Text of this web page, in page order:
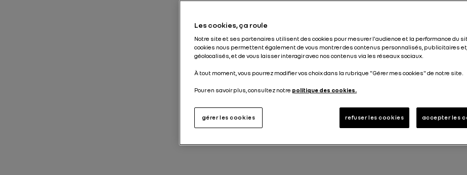
Publié le 17.10.2023
Les cookies, ça roule
Notre site et ses partenaires utilisent des cookies pour mesurer l'audience et la performance du
cookies nous permettent également de vous montrer des contenus personnalisés, publicitaires
géolocalisés, et de vous laisser interagir avec nos contenus via les réseaux sociaux.
À tout moment, vous pourrez modifier vos choix dans la rubrique "Gérer mes cookies" de notre site.
Pour en savoir plus, consultez notre politique des cookies.
refuser les cookies accepter les
gérer les cookies